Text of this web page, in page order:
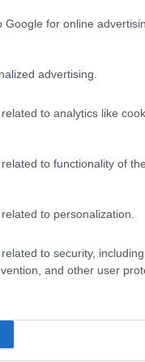
Google for online
advertising.
to analytics like
to functionality of
to personalization.
to security, including
and other user
advierte.
comidas principales.
que favorezcan la
kiwis o